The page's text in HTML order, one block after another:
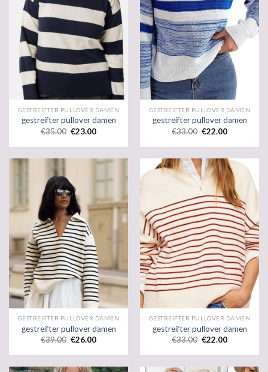
GESTREIFTER PULLOVER DAMEN
gestreifter pullover damen
€35.00 €23.00
GESTREIFTER PULLOVER DAMEN
gestreifter pullover damen
€33.00 €22.00
GESTREIFTER PULLOVER DAMEN
gestreifter pullover damen
€39.00 €26.00
GESTREIFTER PULLOVER DAMEN
gestreifter pullover damen
€33.00 €22.00